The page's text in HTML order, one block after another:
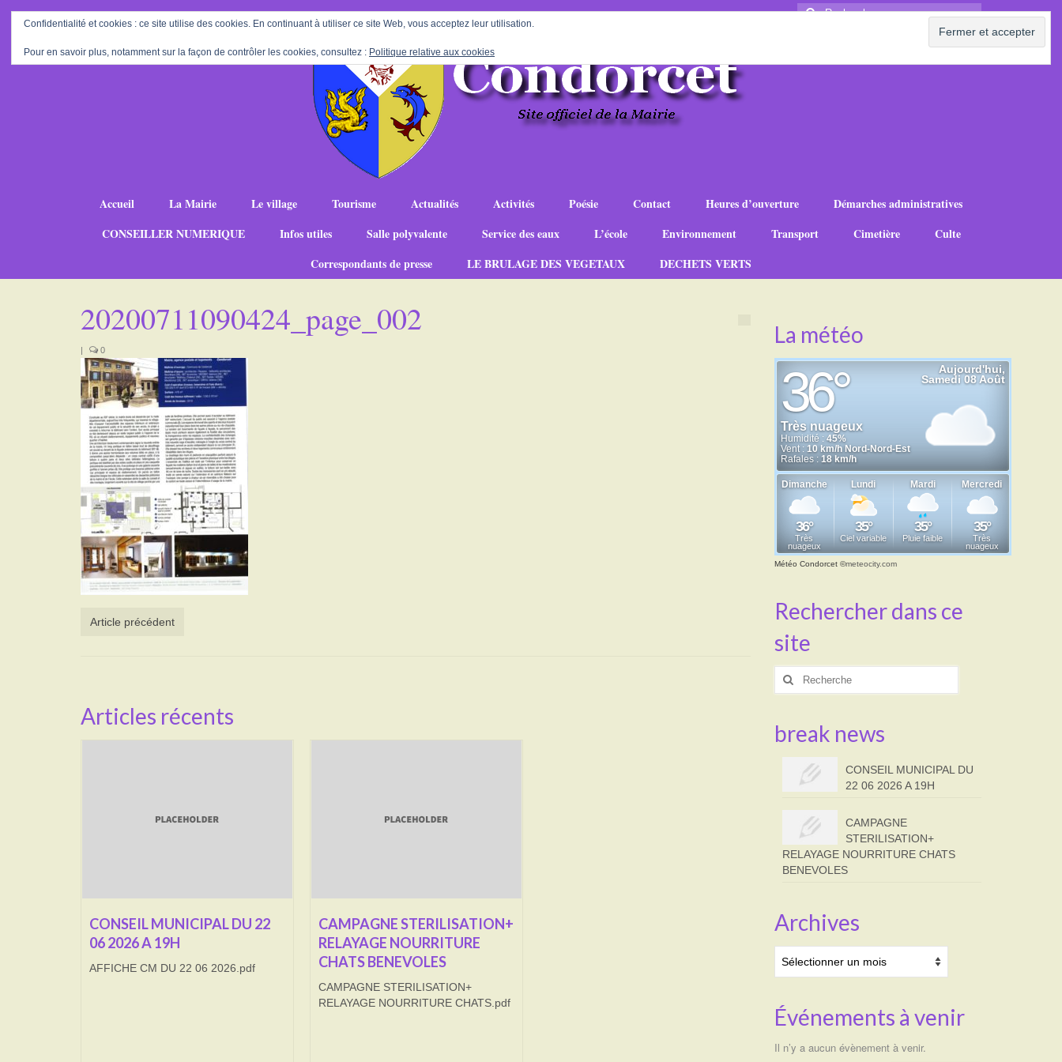
Rechercher
Accueil La Mairie Le village Tourisme Actualités Activités Poésie Contact Heures d’ouverture
Démarches administratives
CONSEILLER NUMERIQUE
Infos utiles Salle polyvalente Service des eaux L’école Environnement Transport Cimetière
Culte
Correspondants de presse
LE BRULAGE DES VEGETAUX DECHETS VERTS
20200711090424_page_002
| 0
Article précédent
Articles récents
CONSEIL MUNICIPAL DU 22
06 2026 A 19H
AFFICHE CM DU 22 06 2026.pdf
CAMPAGNE STERILISATION+
RELAYAGE NOURRITURE
CHATS BENEVOLES
CAMPAGNE STERILISATION+
RELAYAGE NOURRITURE CHATS.pdf
La météo
Météo Condorcet©meteocity.com
Rechercher dans ce
site
Rechercher
break news
CONSEIL MUNICIPAL DU
22 06 2026 A 19H
CAMPAGNE
STERILISATION+
RELAYAGE NOURRITURE CHATS
BENEVOLES
Archives
Événements à venir
Il n’y a aucun évènement à venir.
Confidentialité et cookies : ce site utilise des cookies. En continuant à utiliser ce site Web, vous acceptez leur utilisation.
Pour en savoir plus, notamment sur la façon de contrôler les cookies, consultez : Politique relative aux cookies